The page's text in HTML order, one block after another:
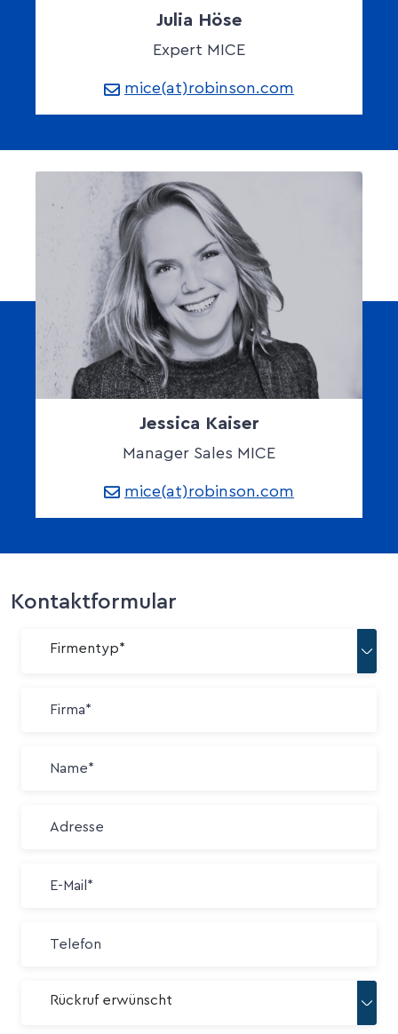
Julia Höse
Expert MICE
mice(at)robinson.com
Jessica Kaiser
Manager Sales MICE
mice(at)robinson.com
Kontaktformular
Firmentyp*
Rückruf erwünscht